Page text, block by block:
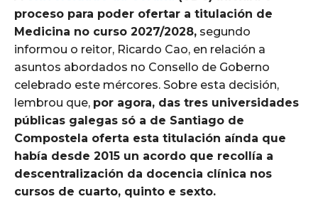
proceso para poder ofertar a titulación de
Medicina no curso 2027/2028, segundo
informou o reitor, Ricardo Cao, en relación a
asuntos abordados no Consello de Goberno
celebrado este mércores. Sobre esta decisión,
lembrou que, por agora, das tres universidades
públicas galegas só a de Santiago de
Compostela oferta esta titulación aínda que
había desde 2015 un acordo que recollía a
descentralización da docencia clínica nos
cursos de cuarto, quinto e sexto.